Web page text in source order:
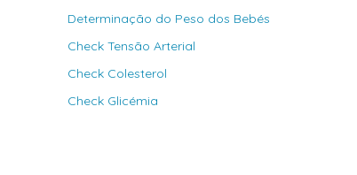
Determinação do Peso dos Bebés
Check Tensão Arterial
Check Colesterol
Check Glicémia